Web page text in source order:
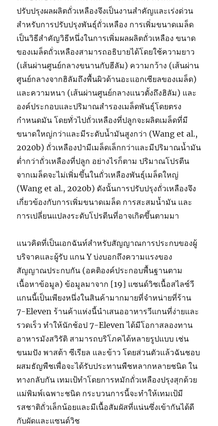
ปรับปรุงผลผลิตถั่วเหลืองจึงเป็นงานสำคัญและเร่งด่วน
สำหรับการปรับปรุงพันธุ์ถั่วเหลือง การเพิ่มขนาดเมล็ด
เป็นวิธีสำคัญวิธีหนึ่งในการเพิ่มผลผลิตถั่วเหลือง ขนาด
ของเมล็ดถั่วเหลืองสามารถอธิบายได้โดยใช้ความยาว
(เส้นผ่านศูนย์กลางขนานกับฮีลัม) ความกว้าง (เส้นผ่าน
ศูนย์กลางจากฮิลัมถึงพื้นผิวด้านอะแอกเซียลของเมล็ด)
และความหนา (เส้นผ่านศูนย์กลางแนวตั้งถึงฮิลัม) และ
องค์ประกอบและปริมาณสำรองเมล็ดพันธุ์โดยตรง
กำหนดมัน โดยทั่วไปถั่วเหลืองที่ปลูกจะผลิตเมล็ดที่มี
ขนาดใหญ่กว่าและมีระดับน้ำมันสูงกว่า (Wang et al.,
2020b) ถั่วเหลืองป่ามีเมล็ดเล็กกว่าและมีปริมาณน้ำมัน
ต่ำกว่าถั่วเหลืองที่ปลูก อย่างไรก็ตาม ปริมาณโปรตีน
จากเมล็ดจะไม่เพิ่มขึ้นในถั่วเหลืองพันธุ์เมล็ดใหญ่
(Wang et al., 2020b) ดังนั้นการปรับปรุงถั่วเหลืองจึง
เกี่ยวข้องกับการเพิ่มขนาดเมล็ด การสะสมน้ำมัน และ
การเปลี่ยนแปลงระดับโปรตีนที่อาจเกิดขึ้นตามมา
แนวคิดที่เป็นเอกฉันท์สำหรับสัญญาณการประกบของผู้
บริจาคและผู้รับ แกน Y บ่งบอกถึงความแรงของ
สัญญาณประกบกัน (อคติองค์ประกอบพื้นฐานตาม
เนื้อหาข้อมูล) ข้อมูลมาจาก [19] แซนด์วิชเนื้อสไลซ์วี
แกนนี้เป็นเพียงหนึ่งในสินค้ามากมายที่จำหน่ายที่ร้าน
7-Eleven ร้านค้าแห่งนี้นำเสนออาหารวีแกนที่ง่ายและ
รวดเร็ว ทำให้นักช้อป 7-Eleven ได้มีโอกาสลองทาน
อาหารมังสวิรัติ สามารถบริโภคได้หลายรูปแบบ เช่น
ขนมปัง พาสต้า ซีเรียล และข้าว โดยส่วนตัวแล้วฉันชอบ
ผสมธัญพืชเพื่อจะได้รับประทานพืชหลากหลายชนิด ใน
ทางกลับกัน เทมเป้ทำโดยการหมักถั่วเหลืองปรุงสุกด้วย
แม่พิมพ์เฉพาะชนิด กระบวนการนี้จะทำให้เทมเป้มี
รสชาติถั่วเล็กน้อยและมีเนื้อสัมผัสที่แน่นซึ่งเข้ากันได้ดี
กับผัดและแซนด์วิช